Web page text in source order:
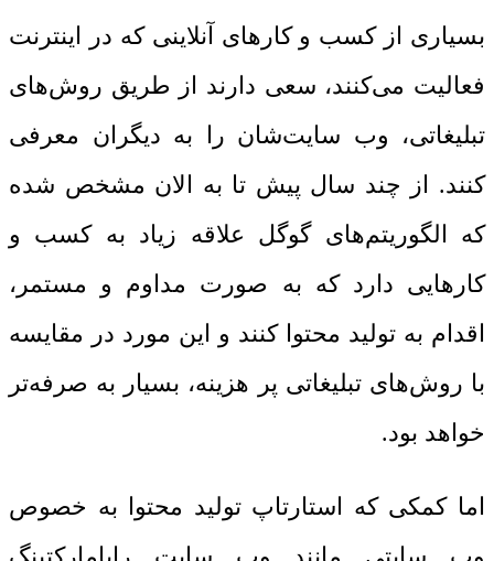
بسیاری از کسب و کارهای آنلاینی که در اینترنت
فعالیت می‌کنند، سعی دارند از طریق روش‌های
تبلیغاتی، وب سایت‌شان را به دیگران معرفی
کنند. از چند سال پیش تا به الان مشخص شده
که الگوریتم‌های گوگل علاقه زیاد به کسب و
کارهایی دارد که به صورت مداوم و مستمر،
اقدام به تولید محتوا کنند و این مورد در مقایسه
با روش‌های تبلیغاتی پر هزینه، بسیار به صرفه‌تر
خواهد بود.
اما کمکی که استارتاپ تولید محتوا به خصوص